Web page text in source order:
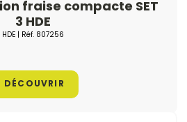
fraise compacte SET
3 HDE
HDE| Réf. 807256
DÉCOUVRIR